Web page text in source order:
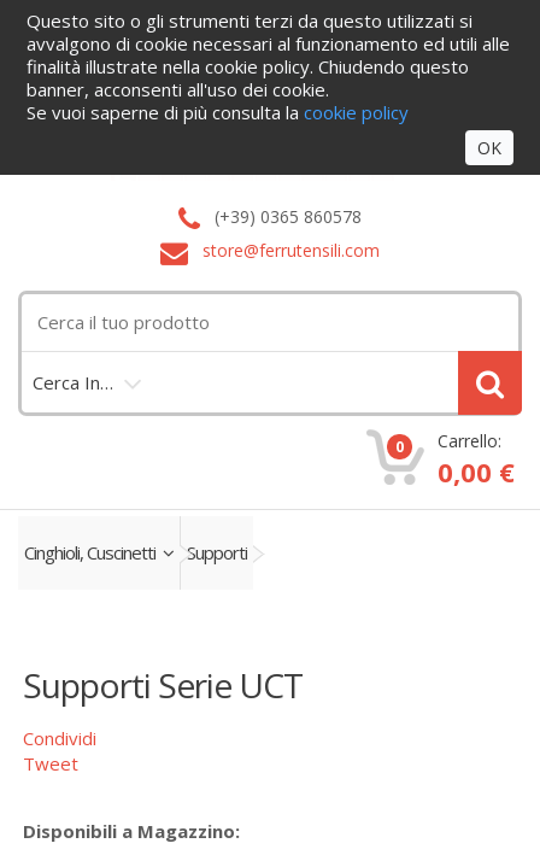
Home Informazioni Servizi Blog Azienda
Cataloghi
Contattaci
Accedi
(+39) 0365 860578
store@ferrutensili.com
Cerca In…
0 Carrello:
0,00 €
Cinghioli, Cuscinetti Supporti
Supporti Serie UCT
Condividi
Tweet
Disponibili a Magazzino:
Questo sito o gli strumenti terzi da questo utilizzati si
avvalgono di cookie necessari al funzionamento ed utili alle
finalità illustrate nella cookie policy. Chiudendo questo
banner, acconsenti all'uso dei cookie.
Se vuoi saperne di più consulta lacookie policy
OK